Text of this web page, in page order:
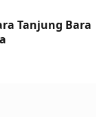
Tanjung Bara